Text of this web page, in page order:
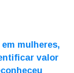
mulheres,
valor